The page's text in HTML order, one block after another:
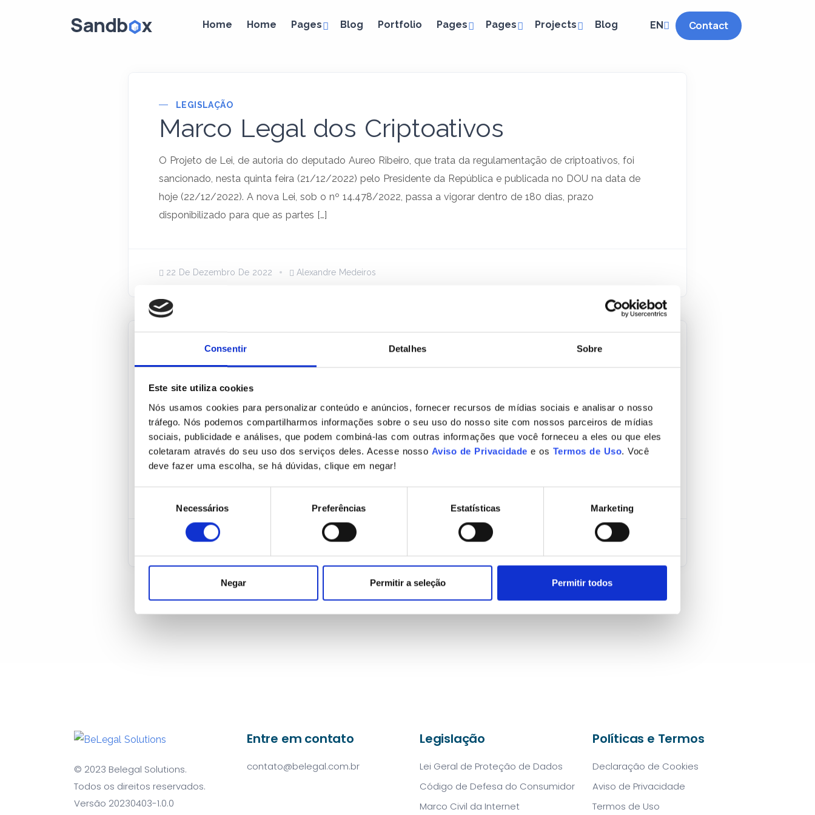
Consentir Detalhes Sobre
Este site utiliza cookies
Nós usamos cookies para personalizar conteúdo e anúncios, fornecer recursos de mídias sociais e analisar o nosso
tráfego. Nós podemos compartilharmos informações sobre o seu uso do nosso site com nossos parceiros de mídias
sociais, publicidade e análises, que podem combiná-las com outras informações que você forneceu a eles ou que eles
coletaram através do seu uso dos serviços deles. Acesse nosso Aviso de Privacidade e os Termos de Uso. Você
deve fazer uma escolha, se há dúvidas, clique em negar!
consentimento
Necessários Preferências Estatísticas Marketing
Negar Permitir a seleção Permitir todos
Home Home Pages Blog Portfolio Pages Pages Projects Blog EN Contact
LEGISLAÇÃO
Marco Legal dos Criptoativos
O Projeto de Lei, de autoria do deputado Aureo Ribeiro, que trata da regulamentação de criptoativos, foi
sancionado, nesta quinta feira (21/12/2022) pelo Presidente da República e publicada no DOU na data de
hoje (22/12/2022). A nova Lei, sob o nº 14.478/2022, passa a vigorar dentro de 180 dias, prazo
disponibilizado para que as partes […]
22 De Dezembro De 2022 Alexandre Medeiros
SEGURANÇA DA INFORMAÇÃO
Controle organizacional do departamento
de TI de uma empresa
Com o avanço tecnológico, as empresas passaram a deixar de lado os registros de suas atividades em meio
físico, passando a utilizar sistemas computacionais, tendo em vista o barateamento destes e o alto poder de
processamento, armazenamento, centralização e consulta dos dados. Assim, é notório que os sistemas de
informática tornaram-se o centro neural de […]
24 De Outubro De 2021 Alexandre Medeiros
© 2023 Belegal Solutions.
Todos os direitos reservados.
Versão 20230403-1.0.0
Entre em contato
contato@belegal.com.br
Legislação
Lei Geral de Proteção de Dados
Código de Defesa do Consumidor
Marco Civil da Internet
Políticas e Termos
Declaração de Cookies
Aviso de Privacidade
Termos de Uso